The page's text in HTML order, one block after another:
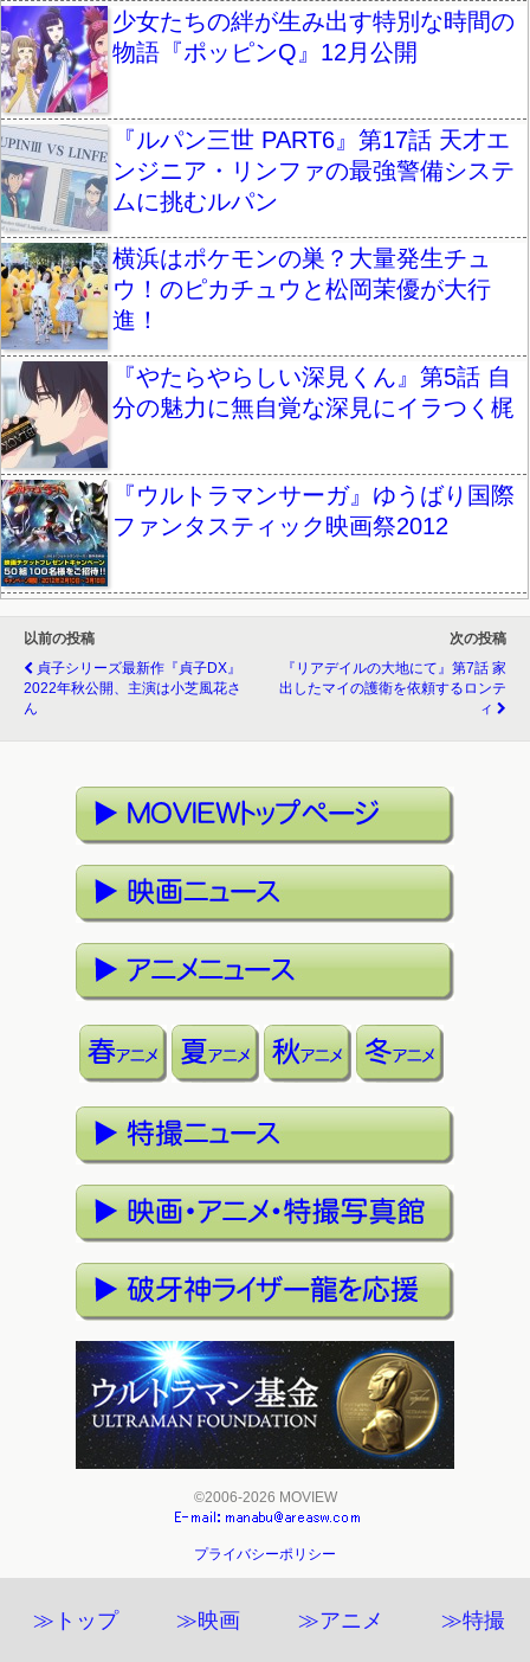
少女たちの絆が生み出す特別な時間の
物語『ポッピンQ』12月公開
『ルパン三世 PART6』第17話 天才エ
ンジニア・リンファの最強警備システ
ムに挑むルパン
横浜はポケモンの巣？大量発生チュ
ウ！のピカチュウと松岡茉優が大行
進！
『やたらやらしい深見くん』第5話 自
分の魅力に無自覚な深見にイラつく梶
『ウルトラマンサーガ』ゆうばり国際
ファンタスティック映画祭2012
以前の投稿
貞子シリーズ最新作『貞子DX』
2022年秋公開、主演は小芝風花さ
ん
次の投稿
『リアデイルの大地にて』第7話 家
出したマイの護衛を依頼するロンテ
ィ
©2006-2026 MOVIEW
プライバシーポリシー
≫トップ ≫映画 ≫アニメ ≫特撮